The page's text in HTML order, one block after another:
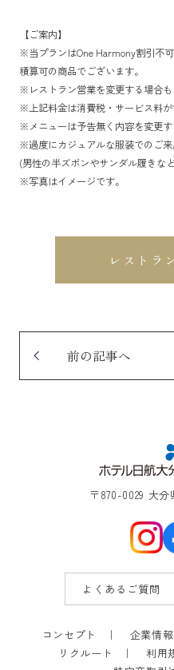
【ご案内】
※当プランはOne Harmony割引不
積算可の商品でございます。
※レストラン営業を変更する場合も
※上記料金は消費税・サービス料が
※メニューは予告無く内容を変更す
※過度にカジュアルな服装でのご
(男性の半ズボンやサンダル履きな
※写真はイメージです。
レストラ
前の記事へ
〒870-0029 大
よくあるご質問
コンセプト 企業情報
リクルート
利用